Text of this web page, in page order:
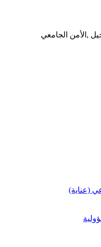
,الأمن الجامعي
(عناية)